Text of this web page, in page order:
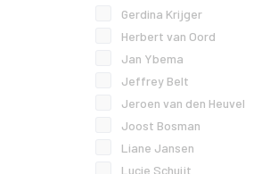
Gerdina Krijger
Herbert van Oord
Jan Ybema
Jeffrey Belt
Jeroen van den Heuvel
Joost Bosman
Liane Jansen
Lucie Schuijt